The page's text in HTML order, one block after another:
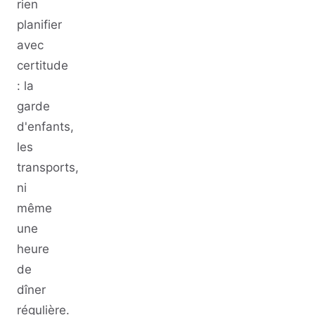
rien
planifier
avec
certitude
: la
garde
d'enfants,
les
transports,
ni
même
une
heure
de
dîner
régulière.